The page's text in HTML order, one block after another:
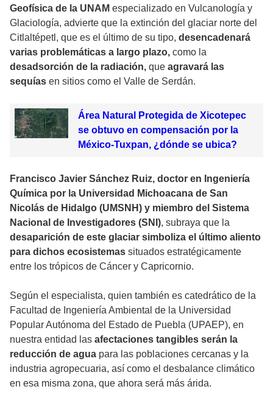
Geofísica de la UNAM especializado en Vulcanología y
Glaciología, advierte que la extinción del glaciar norte del
Citlaltépetl, que es el último de su tipo, desencadenará
varias problemáticas a largo plazo, como la
desadsorción de la radiación, que agravará las
sequías en sitios como el Valle de Serdán.
Área Natural Protegida de Xicotepec
se obtuvo en compensación por la
México-Tuxpan, ¿dónde se ubica?
Francisco Javier Sánchez Ruiz, doctor en Ingeniería
Química por la Universidad Michoacana de San
Nicolás de Hidalgo (UMSNH) y miembro del Sistema
Nacional de Investigadores (SNI), subraya que la
desaparición de este glaciar simboliza el último aliento
para dichos ecosistemas situados estratégicamente
entre los trópicos de Cáncer y Capricornio.
Según el especialista, quien también es catedrático de la
Facultad de Ingeniería Ambiental de la Universidad
Popular Autónoma del Estado de Puebla (UPAEP), en
nuestra entidad las afectaciones tangibles serán la
reducción de agua para las poblaciones cercanas y la
industria agropecuaria, así como el desbalance climático
en esa misma zona, que ahora será más árida.